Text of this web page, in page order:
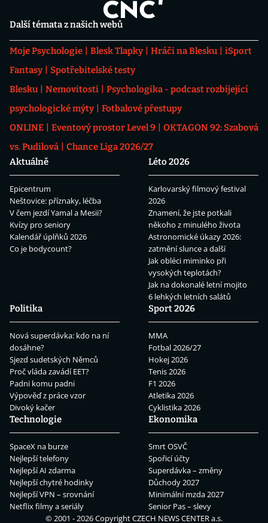
Další témata z našich webů
Moje Psychologie Blesk Tlapky Hráči na Blesku
iSport
Fantasy
Spotřebitelské testy
Blesku
Nemovitosti
Psychologika - podcast rozbíjející
psychologické mýty
Fotbalové přestupy
ONLINE
Eventový prostor Level 9
OKTAGON 92: Szabová
vs. Pudilová
Chance Liga 2026/27
Aktuálně
Epicentrum
Neštovice: příznaky, léčba
V čem jezdí Yamal a Mesii?
Kvízy pro seniory
Kalendář úplňků 2026
Co je bodycount?
Léto 2026
Karlovarský filmový festival
2026
Znamení, že jste potkali
někoho z minulého života
Astronomické úkazy 2026:
zatmění slunce a další
Jak obléci miminko při
vysokých teplotách?
Jak na dokonalé letní mojito
6 lehkých letních salátů
Politika
Nová superdávka: kdo na ní
dosáhne?
Sjezd sudetských Němců
Proč vláda zavádí EET?
Padni komu padni
Výpověď z práce vzor
Divoký kačer
Sport 2026
MMA
Fotbal 2026/27
Hokej 2026
Tenis 2026
F1 2026
Atletika 2026
Cyklistika 2026
Technologie
SpaceX na burze
Nejlepší telefony
Nejlepší AI zdarma
Nejlepší chytré hodinky
Nejlepší VPN – srovnání
Netflix filmy a seriály
Ekonomika
Smrt OSVČ
Spořicí účty
Superdávka – změny
Důchody 2027
Minimální mzda 2027
Senior Pas – slevy
© 2001 - 2026 CopyrightCZECH NEWS CENTER a.s.